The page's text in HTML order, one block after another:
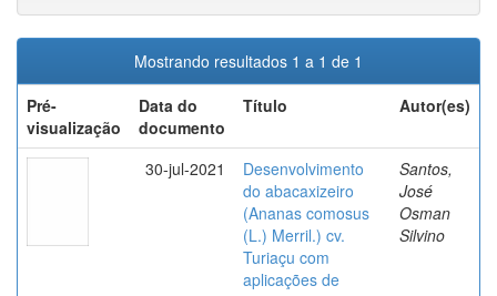
Mostrando resultados 1 a 1 de 1
Pré-
visualização
Data do
documento
Título Autor(es)
30-jul-2021
Desenvolvimento
do abacaxizeiro
(Ananas comosus
(L.) Merril.) cv.
Turiaçu com
aplicações de
Santos,
José
Osman
Silvino